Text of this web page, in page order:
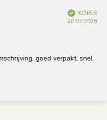
verpakt, snel
2